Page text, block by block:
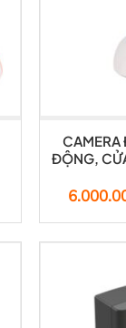
CAMERA
ĐỘNG,